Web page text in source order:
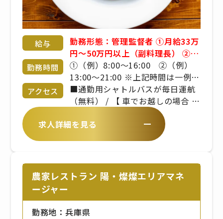
給与
勤務形態：管理監督者 ①月給33万
円～50万円以上（副料理長） ②月
給37.5万円～60万円以上（料理
長） ※料理長、副料理長の場合は
上記想定です。 ただしスキル・御
経験によってご提示額は変動致し
す。 ※詳細は備考欄をご覧くださ
定により決定いたします
勤務時間
①（例）8:00～16:00 ②（例）
13:00～21:00 ※上記時間は一例。
実働8時間、休憩1時間の勤務形
態。 ※曜日・日数・時間は変わる
をお願いする場合あり
アクセス
■通勤用シャトルバスが毎日運航
（無料） / 【 車でお越しの場合 】
/ ・淡路IC～約20分）【 バスでお
越しの場合 】 / あわ神あわ姫バ
ス Awaji Nature Lab & Resort
求人詳細を見る
農家レストラン 陽・燦燦エリアマネ
ージャー
勤務地：兵庫県